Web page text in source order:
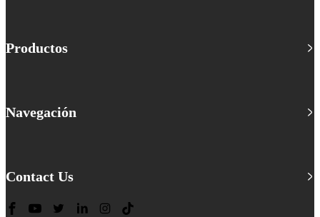
Productos
Navegación
Contact Us